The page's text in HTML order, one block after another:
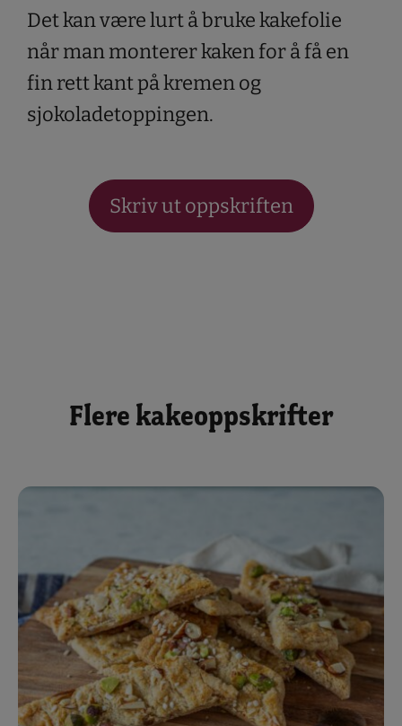
Det kan være lurt å bruke kakefolie
når man monterer kaken for å få en
fin rett kant på kremen og
sjokoladetoppingen.
Skriv ut oppskriften
Flere kakeoppskrifter